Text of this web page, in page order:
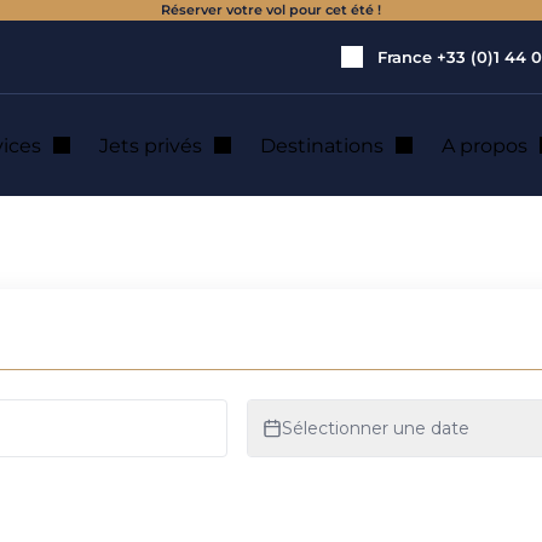
Réserver votre vol pour cet été !
France +33 (0)1 44
Jets privés Destinations A propos